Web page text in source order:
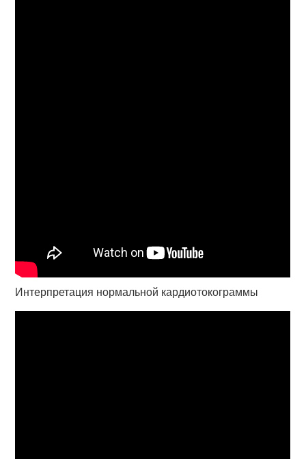
Интерпретация нормальной кардиотокограммы